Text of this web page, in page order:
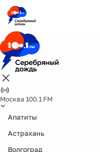
Москва 100.1 FM
Апатиты
Астрахань
Волгоград